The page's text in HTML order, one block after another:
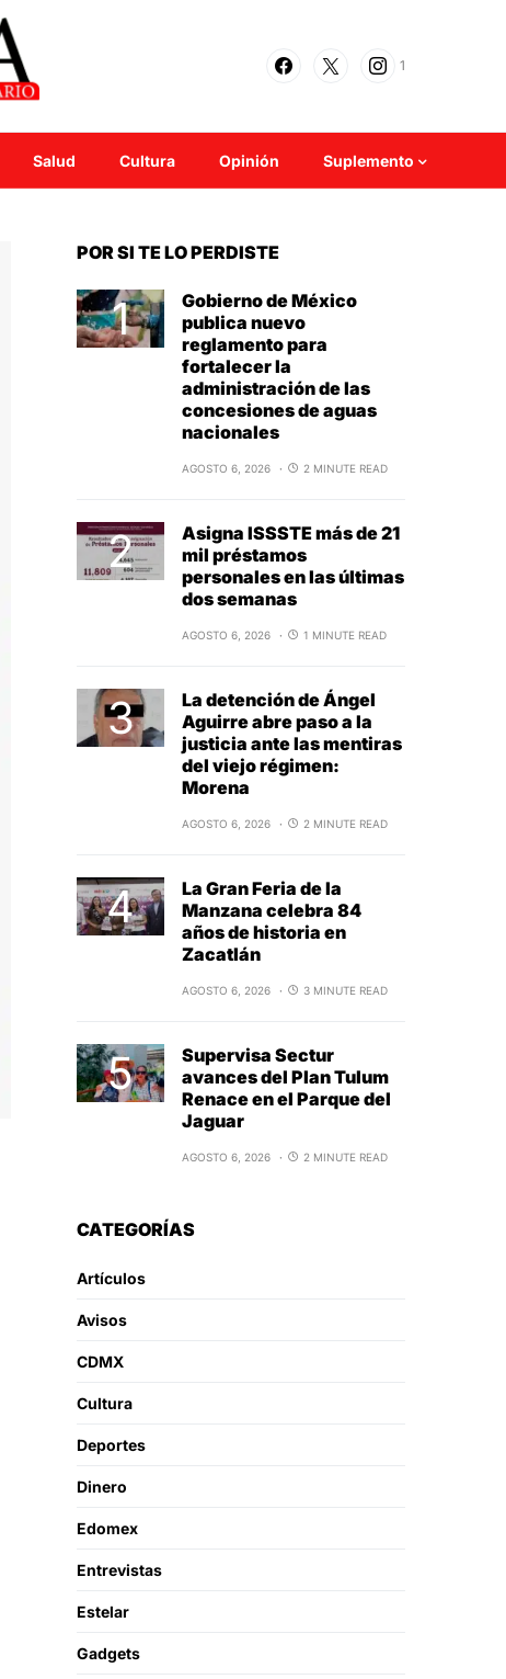
1
Salud Cultura Opinión Suplemento
POR SI TE LO PERDISTE
Gobierno de México
publica nuevo
reglamento para
fortalecer la
administración de las
concesiones de aguas
nacionales
AGOSTO 6, 2026 2 MINUTE READ
Asigna ISSSTE más de 21
mil préstamos
personales en las últimas
dos semanas
AGOSTO 6, 2026 1 MINUTE READ
La detención de Ángel
Aguirre abre paso a la
justicia ante las mentiras
del viejo régimen:
Morena
AGOSTO 6, 2026 2 MINUTE READ
La Gran Feria de la
Manzana celebra 84
años de historia en
Zacatlán
AGOSTO 6, 2026 3 MINUTE READ
Supervisa Sectur
avances del Plan Tulum
Renace en el Parque del
Jaguar
AGOSTO 6, 2026 2 MINUTE READ
CATEGORÍAS
Artículos
Avisos
CDMX
Cultura
Deportes
Dinero
Edomex
Entrevistas
Estelar
Gadgets